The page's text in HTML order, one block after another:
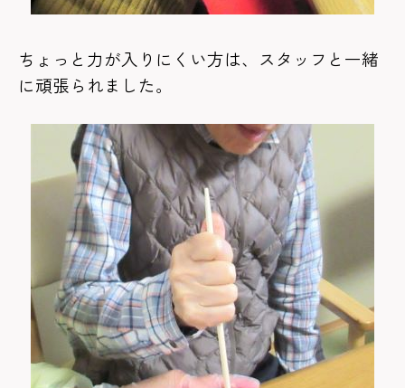
ちょっと力が入りにくい方は、スタッフと一緒
に頑張られました。